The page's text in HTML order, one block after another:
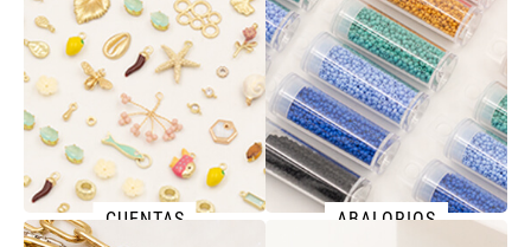
CUENTAS ABALORIOS